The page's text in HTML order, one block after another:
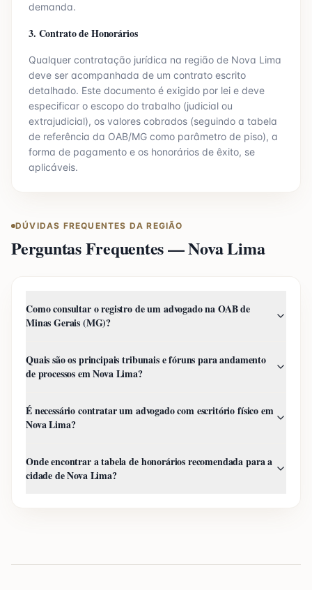
demanda.
3. Contrato de Honorários
Qualquer contratação jurídica na região de Nova Lima
deve ser acompanhada de um contrato escrito
detalhado. Este documento é exigido por lei e deve
especificar o escopo do trabalho (judicial ou
extrajudicial), os valores cobrados (seguindo a tabela
de referência da OAB/MG como parâmetro de piso), a
forma de pagamento e os honorários de êxito, se
aplicáveis.
DÚVIDAS FREQUENTES DA REGIÃO
Perguntas Frequentes —Nova Lima
Como consultar o registro de um advogado na OAB de
Minas Gerais (MG)?
Quais são os principais tribunais e fóruns para andamento
de processos em Nova Lima?
É necessário contratar um advogado com escritório físico em
Nova Lima?
Onde encontrar a tabela de honorários recomendada para a
cidade de Nova Lima?